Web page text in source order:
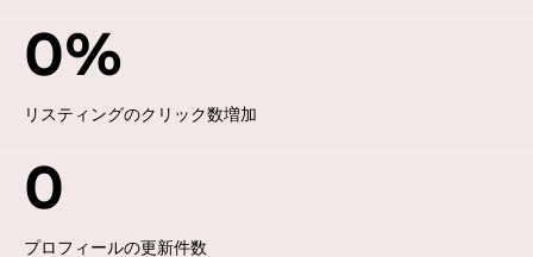
0%
リスティングのクリック数増加
0
プロフィールの更新件数